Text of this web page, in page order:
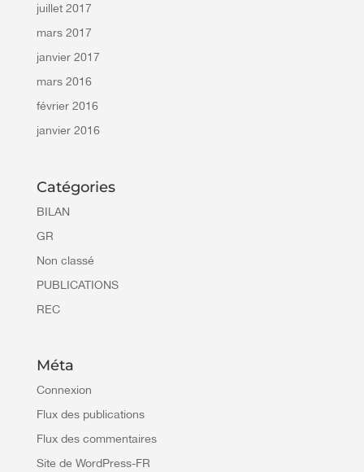
juillet 2017
mars 2017
janvier 2017
mars 2016
février 2016
janvier 2016
Catégories
BILAN
GR
Non classé
PUBLICATIONS
REC
Méta
Connexion
Flux des publications
Flux des commentaires
Site de WordPress-FR